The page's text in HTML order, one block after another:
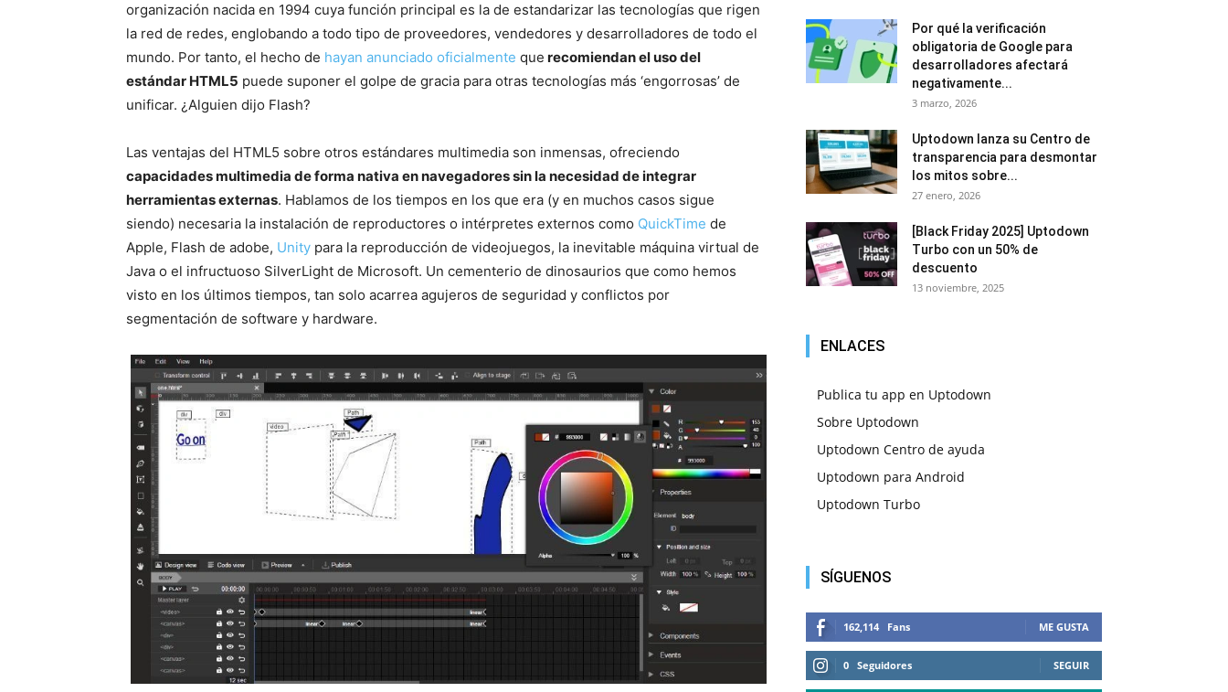
organización nacida en 1994 cuya función principal es la de estandarizar las tecnologías que rigen
la red de redes, englobando a todo tipo de proveedores, vendedores y desarrolladores de todo el
mundo. Por tanto, el hecho de hayan anunciado oficialmente que recomiendan el uso del
estándar HTML5 puede suponer el golpe de gracia para otras tecnologías más ‘engorrosas’ de
unificar. ¿Alguien dijo Flash?
Las ventajas del HTML5 sobre otros estándares multimedia son inmensas, ofreciendo
capacidades multimedia de forma nativa en navegadores sin la necesidad de integrar
herramientas externas. Hablamos de los tiempos en los que era (y en muchos casos sigue
siendo) necesaria la instalación de reproductores o intérpretes externos como QuickTime de
Apple, Flash de adobe, Unity para la reproducción de videojuegos, la inevitable máquina virtual de
Java o el infructuoso SilverLight de Microsoft. Un cementerio de dinosaurios que como hemos
visto en los últimos tiempos, tan solo acarrea agujeros de seguridad y conflictos por
segmentación de software y hardware.
Por qué la verificación
obligatoria de Google para
desarrolladores afectará
negativamente...
3 marzo, 2026
Uptodown lanza su Centro de
transparencia para desmontar
los mitos sobre...
27 enero, 2026
[Black Friday 2025] Uptodown
Turbo con un 50% de
descuento
13 noviembre, 2025
ENLACES
Publica tu app en Uptodown
Sobre Uptodown
Uptodown Centro de ayuda
Uptodown para Android
Uptodown Turbo
SÍGUENOS
162,114 Fans ME GUSTA
0 Seguidores SEGUIR